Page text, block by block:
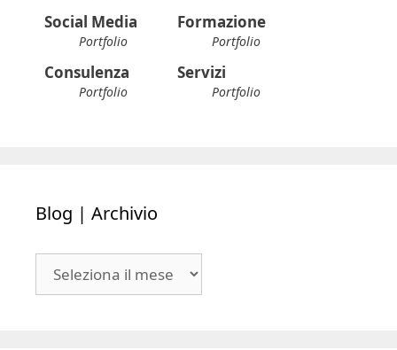
Social Media
Portfolio
Formazione
Portfolio
Consulenza
Portfolio
Servizi
Portfolio
Blog | Archivio